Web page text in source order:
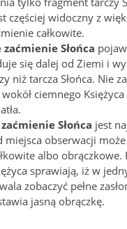
częściej widoczny z
całkowite.
Słońca
się dalej od Ziemi i
niż tarcza Słońca. Nie
wokół ciemnego
Słońca jest
miejsca obserwacji
albo
sprawiają, iż w
zobaczyć pełne
jasną obrączkę.